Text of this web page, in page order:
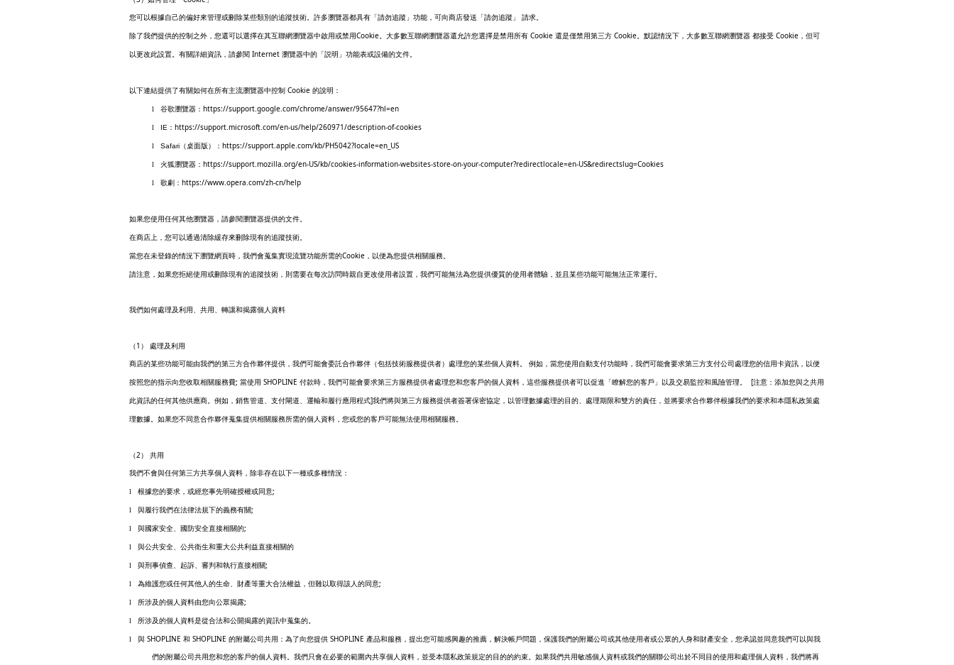
您可以根據自己的偏好來管理或刪除某些類別的追蹤技術。許多瀏覽器都具有「請勿追蹤」功能，可向商店發送「請勿追蹤」 請求。
除了我們提供的控制之外，您還可以選擇在其互聯網瀏覽器中啟用或禁用Cookie 。大多數互聯網瀏覽器還允許您選擇是禁用所有 Cookie 還是僅禁用第三方 Cookie 。默認情況下，大多數互聯網瀏覽器 都接受 Cookie ，但可
以更改此設置。有關詳細資訊，請參閱 Internet 瀏覽器中的「説明」功能表或設備的文件。
以下連結提供了有關如何在所有主流瀏覽器中控制 Cookie 的說明：
l 谷歌瀏覽器： https://support.google.com/chrome/answer/95647?hl=en
l IE ： https://support.microsoft.com/en-us/help/260971/description-of-cookies
l Safari （桌面版）： https://support.apple.com/kb/PH5042?locale=en_US
l 火狐瀏覽器： https://support.mozilla.org/en-US/kb/cookies-information-websites-store-on-your-computer?redirectlocale=en-US&redirectslug=Cookies
l 歌劇： https://www.opera.com/zh-cn/help
如果您使用任何其他瀏覽器，請參閱瀏覽器提供的文件。
在商店上，您可以通過清除緩存來刪除現有的追蹤技術。
當您在未登錄的情況下瀏覽網頁時，我們會蒐集實現流覽功能所需的Cookie ，以便為您提供相關服務。
請注意，如果您拒絕使用或刪除現有的追蹤技術，則需要在每次訪問時親自更改使用者設置，我們可能無法為您提供優質的使用者體驗，並且某些功能可能無法正常運行。
我們如何處理及利用、共用、轉讓和揭露個人資料
（1 ） 處理及利用
商店的某些功能可能由我們的第三方合作夥伴提供，我們可能會委託合作夥伴（包括技術服務提供者）處理您的某些個人資料。 例如，當您使用自動支付功能時，我們可能會要求第三方支付公司處理您的信用卡資訊，以便
按照您的指示向您收取相關服務費; 當使用 SHOPLINE 付款時，我們可能會要求第三方服務提供者處理您和您客戶的個人資料，這些服務提供者可以促進「瞭解您的客戶」以及交易監控和風險管理。 [注意：添加您與之共用
此資訊的任何其他供應商。例如，銷售管道、支付閘道、運輸和履行應用程式]我們將與第三方服務提供者簽署保密協定，以管理數據處理的目的、處理期限和雙方的責任，並將要求合作夥伴根據我們的要求和本隱私政策處
理數據。如果您不同意合作夥伴蒐集提供相關服務所需的個人資料，您或您的客戶可能無法使用相關服務。
（2） 共用
我們不會與任何第三方共享個人資料，除非存在以下一種或多種情況：
l 根據您的要求，或經您事先明確授權或同意;
l 與履行我們在法律法規下的義務有關;
l 與國家安全、國防安全直接相關的;
l 與公共安全、公共衛生和重大公共利益直接相關的
l 與刑事偵查、起訴、審判和執行直接相關;
l 為維護您或任何其他人的生命、財產等重大合法權益，但難以取得該人的同意;
l 所涉及的個人資料由您向公眾揭露;
l 所涉及的個人資料是從合法和公開揭露的資訊中蒐集的。
l 與 SHOPLINE 和 SHOPLINE 的附屬公司共用：為了向您提供 SHOPLINE 產品和服務，提出您可能感興趣的推薦，解決帳戶問題，保護我們的附屬公司或其他使用者或公眾的人身和財產安全，您承認並同意我們可以與我
們的附屬公司共用您和您的客戶的個人資料。我們只會在必要的範圍內共享個人資料，並受本隱私政策規定的目的的約束。如果我們共用敏感個人資料或我們的關聯公司出於不同目的使用和處理個人資料，我們將再